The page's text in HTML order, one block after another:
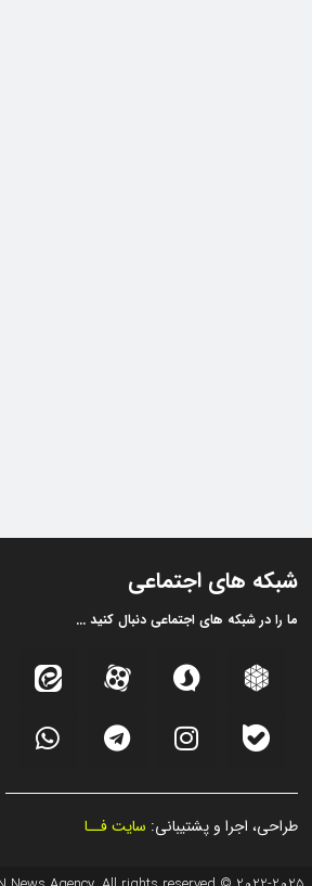
شبکه های اجتماعی
ما را در شبکه های اجتماعی دنبال کنید ...
طراحی، اجرا و پشتیبانی: سایت فــا